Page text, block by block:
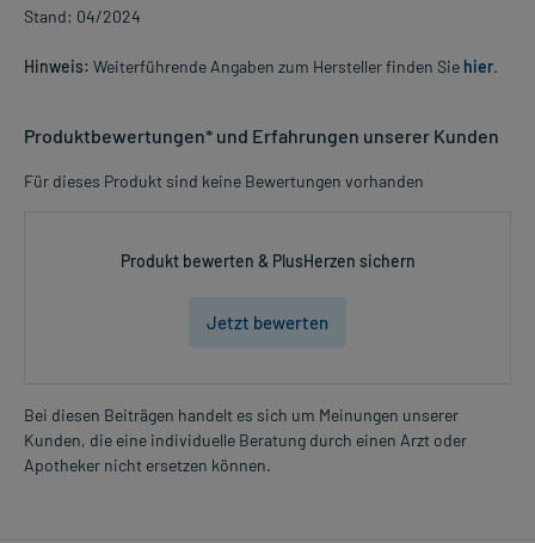
Stand: 04/2024
Hinweis: Weiterführende Angaben zum Hersteller finden Sie hier.
Produktbewertungen* und Erfahrungen unserer Kunden
Für dieses Produkt sind keine Bewertungen vorhanden
Produkt bewerten & PlusHerzen sichern
Jetzt bewerten
Bei diesen Beiträgen handelt es sich um Meinungen unserer
Kunden, die eine individuelle Beratung durch einen Arzt oder
Apotheker nicht ersetzen können.